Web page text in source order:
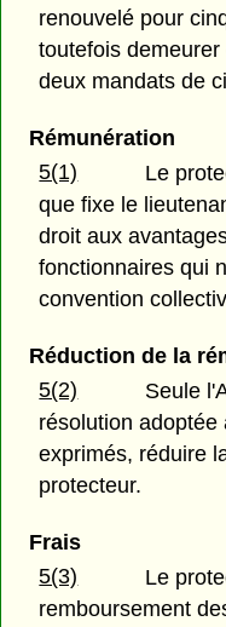
renouvelé pour
toutefois
deux mandats de
Rémunération
5(1)
Le
que fixe le
droit aux
fonctionnaires qui
convention
Réduction de la
5(2)
Seule
résolution
exprimés, réduire
protecteur.
Frais
5(3)
Le
remboursement